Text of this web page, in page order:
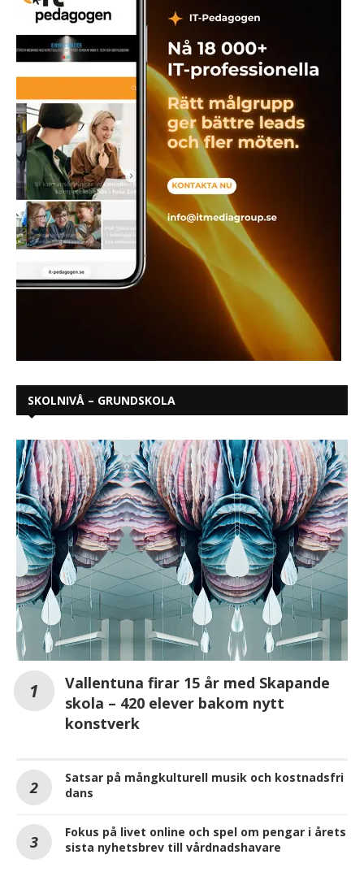
SKOLNIVÅ – GRUNDSKOLA
Vallentuna firar 15 år med Skapande
skola – 420 elever bakom nytt
konstverk
Satsar på mångkulturell musik och kostnadsfri
dans
Fokus på livet online och spel om pengar i årets
sista nyhetsbrev till vårdnadshavare